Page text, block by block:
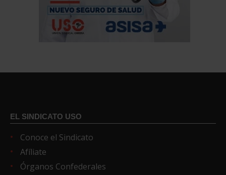
EL SINDICATO USO
Conoce el Sindicato
Afíliate
Órganos Confederales